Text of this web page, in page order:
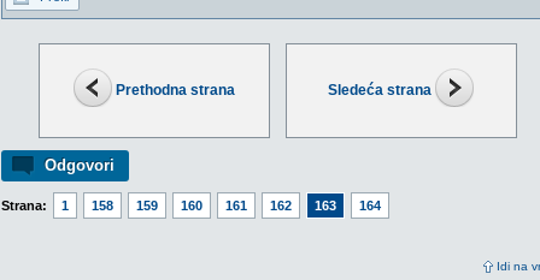
Prethodna strana Sledeća strana
Odgovori
Strana: 1 158 159 160 161 162 163 164
Idi na